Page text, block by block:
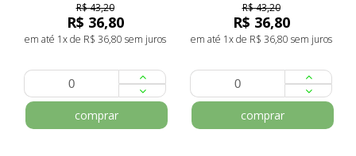
R$ 43,20
R$ 36,80
em até 1x de R$ 36,80 sem juros
comprar
R$ 43,20
R$ 36,80
em até 1x de R$ 36,80 sem juros
comprar